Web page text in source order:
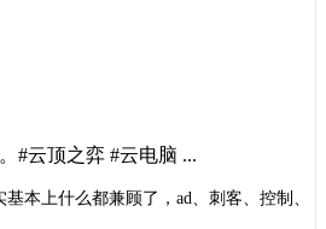
#云顶之弈 #云电脑 ...
本上什么都兼顾了，ad、刺客、控制、